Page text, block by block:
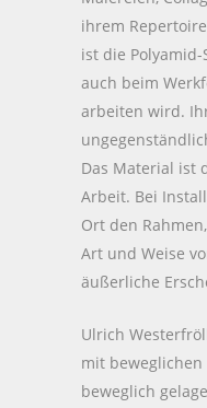
ihrem
ist die
auch beim
arbeiten wird.
Das Material ist
Arbeit. Bei
Ort den
Art und Weise
äußerliche
Ulrich
mit beweglichen
beweglich